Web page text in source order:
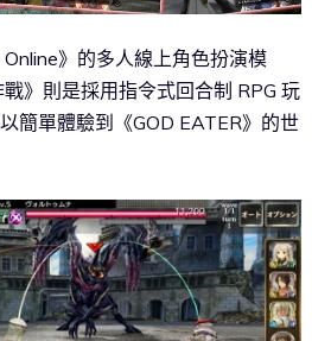
》的多人線上角色扮演模
》則是採用指令式回合制 RPG 玩
簡單體驗到《GOD EATER》的世